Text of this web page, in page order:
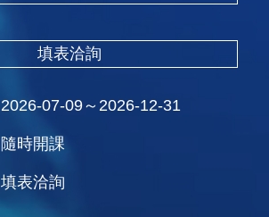
填表洽詢
2026-07-09～2026-12-31
隨時開課
填表洽詢